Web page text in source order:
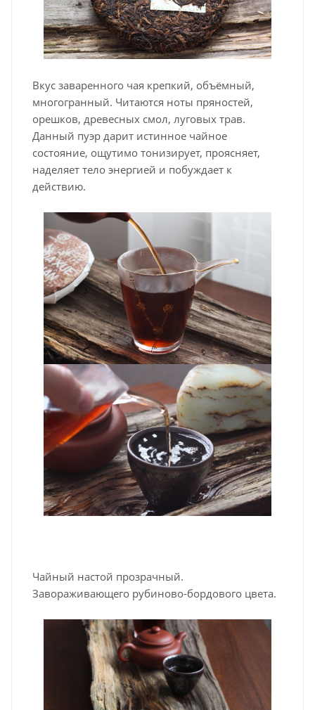
Вкус заваренного чая крепкий, объёмный,
многогранный. Читаются ноты пряностей,
орешков, древесных смол, луговых трав.
Данный пуэр дарит истинное чайное
состояние, ощутимо тонизирует, проясняет,
наделяет тело энергией и побуждает к
действию.
Чайный настой прозрачный.
Завораживающего рубиново-бордового цвета.